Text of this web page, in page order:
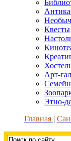
Квесты
Арт-
Этно-
Главная